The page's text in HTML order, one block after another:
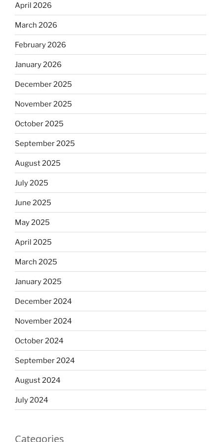
April 2026
March 2026
February 2026
January 2026
December 2025
November 2025
October 2025
September 2025
August 2025
July 2025
June 2025
May 2025
April 2025
March 2025
January 2025
December 2024
November 2024
October 2024
September 2024
August 2024
July 2024
Categories